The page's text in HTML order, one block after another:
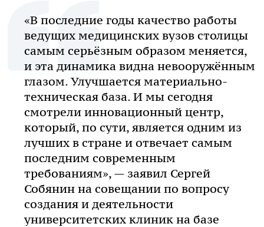
«В последние годы качество работы
ведущих медицинских вузов столицы
самым серьёзным образом меняется,
и эта динамика видна невооружённым
глазом. Улучшается материально-
техническая база. И мы сегодня
смотрели инновационный центр,
который, по сути, является одним из
лучших в стране и отвечает самым
последним современным
требованиям», — заявил Сергей
Собянин на совещании по вопросу
создания и деятельности
университетских клиник на базе